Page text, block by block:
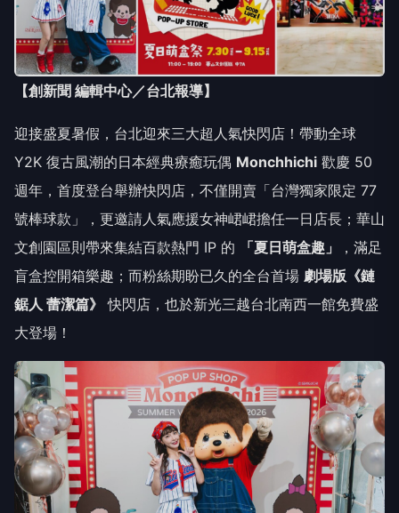
【創新聞 編輯中心／台北報導】
迎接盛夏暑假，台北迎來三大超人氣快閃店！帶動全球
Y2K 復古風潮的日本經典療癒玩偶 Monchhichi 歡慶 50
週年，首度登台舉辦快閃店，不僅開賣「台灣獨家限定 77
號棒球款」，更邀請人氣應援女神峮峮擔任一日店長；華山
文創園區則帶來集結百款熱門 IP 的
「夏日萌盒趣」
，滿足
盲盒控開箱樂趣；而粉絲期盼已久的全台首場 劇場版《鏈
鋸人 蕾潔篇》 快閃店，也於新光三越台北南西一館免費盛
大登場！